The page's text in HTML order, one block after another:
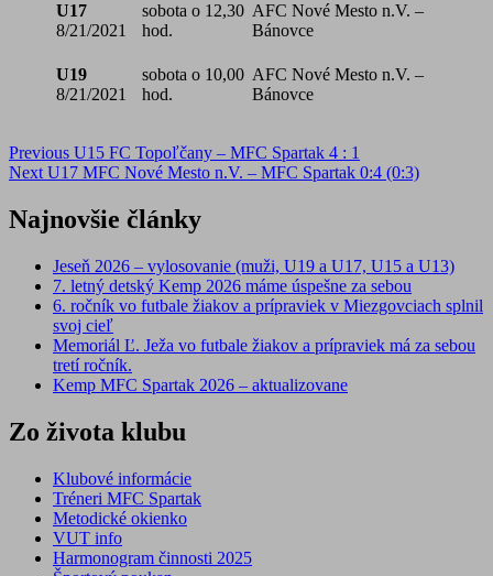
U17
8/21/2021
sobota o 12,30
hod.
AFC Nové Mesto n.V. –
Bánovce
U19
8/21/2021
sobota o 10,00
hod.
AFC Nové Mesto n.V. –
Bánovce
Post
navigation
Previous U15 FC Topoľčany – MFC Spartak 4 : 1
NextU17 MFC Nové Mesto n.V. – MFC Spartak 0:4 (0:3)
Najnovšie články
Jeseň 2026 – vylosovanie (muži, U19 a U17, U15 a U13)
7. letný detský Kemp 2026 máme úspešne za sebou
6. ročník vo futbale žiakov a prípraviek v Miezgovciach splnil
svoj cieľ
Memoriál Ľ. Ježa vo futbale žiakov a prípraviek má za sebou
tretí ročník.
Kemp MFC Spartak 2026 – aktualizovane
Zo života klubu
Klubové informácie
Tréneri MFC Spartak
Metodické okienko
VUT info
Harmonogram činnosti 2025